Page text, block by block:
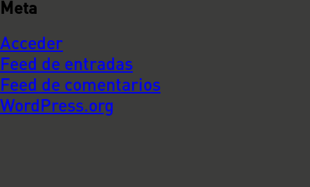
Meta
Acceder
Feed de entradas
Feed de comentarios
WordPress.org